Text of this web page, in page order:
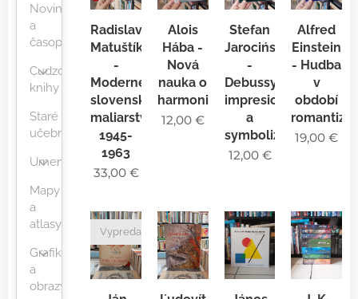
Noviny
a
časopisy
Cudzojazyčné
knihy
Staré
učebnice
Umenie
Mapy
a
atlasy
Grafiky
a
obrazy
Radislav
Matuštík
-
Moderné
slovenské
maliarstvo
1945-
1963
33,00€
Alois
Hába -
Nová
nauka o
harmonii
12,00€
Stefan
Jarociński
-
Debussy:
impresionizmus
a
symbolizmus
12,00€
Alfred
Einstein
- Hudba
v
období
19,00 €
Vypredané